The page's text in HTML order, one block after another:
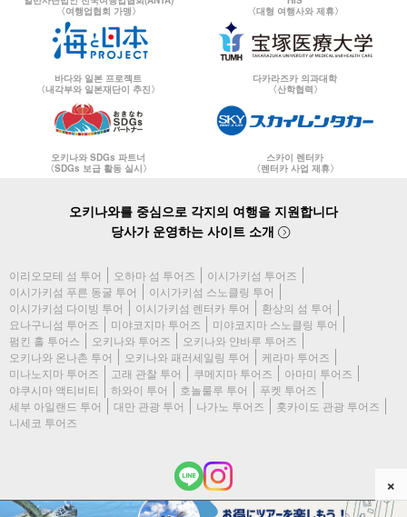
〈여행업협회 가맹〉
〈대형 여행사와 제휴〉
바다와 일본 프로젝트
〈내각부와 일본재단이 추진〉
다카라즈카 의과대학
〈산학협력〉
오키나와 SDGs 파트너
〈SDGs 보급 활동 실시〉
스카이 렌터카
〈렌터카 사업 제휴〉
오키나와를 중심으로 각지의 여행을 지원합니다
당사가 운영하는 사이트 소개
이리오모테 섬 투어 오하마 섬 투어즈
이시가키섬 투어즈
이시가키섬 푸른 동굴 투어
이시가키섬 스노클링 투어
이시가키섬 다이빙 투어
이시가키섬 렌터카 투어
환상의 섬 투어
요나구니섬 투어즈
미야코지마 투어즈
미야코지마 스노클링 투어
펌킨 홀 투어스
오키나와 투어즈
오키나와 얀바루 투어즈
오키나와 온나촌 투어
오키나와 패러세일링 투어
케라마 투어즈
미나노지마 투어즈
고래 관찰 투어 쿠메지마 투어즈
아마미 투어즈
야쿠시마 액티비티
하와이 투어 호놀룰루 투어
푸켓 투어즈
세부 아일랜드 투어
대만 관광 투어 나가노 투어즈
홋카이도 관광 투어즈
니세코 투어즈
×